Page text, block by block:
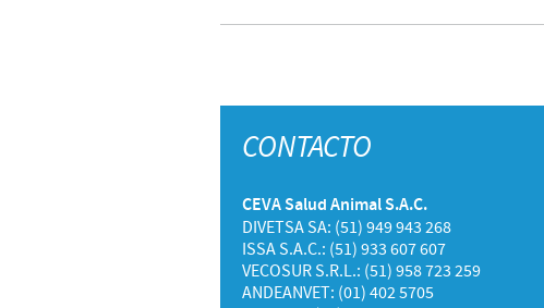
CONTACTO
CEVA Salud Animal S.A.C.
DIVETSA SA: (51) 949 943 268
ISSA S.A.C.: (51) 933 607 607
VECOSUR S.R.L.: (51) 958 723 259
ANDEANVET: (01) 402 5705